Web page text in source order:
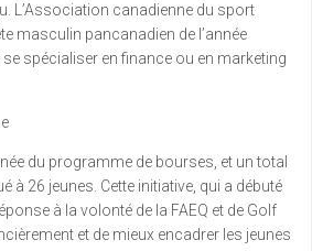
L’Association canadienne du sport
masculin pancanadien de l’année
se spécialiser en finance ou en marketing
du programme de bourses, et un total
à 26 jeunes. Cette initiative, qui a débuté
à la volonté de la FAEQ et de Golf
et de mieux encadrer les jeunes